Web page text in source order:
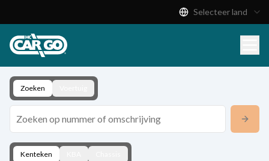
Download
Contact
Selecteer land
Zoeken
Kenteken